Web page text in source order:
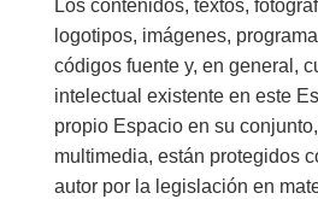
Los contenidos, textos,
logotipos, imágenes,
códigos fuente y, en general,
intelectual existente en este
propio Espacio en su
multimedia, están protegidos
autor por la legislación en